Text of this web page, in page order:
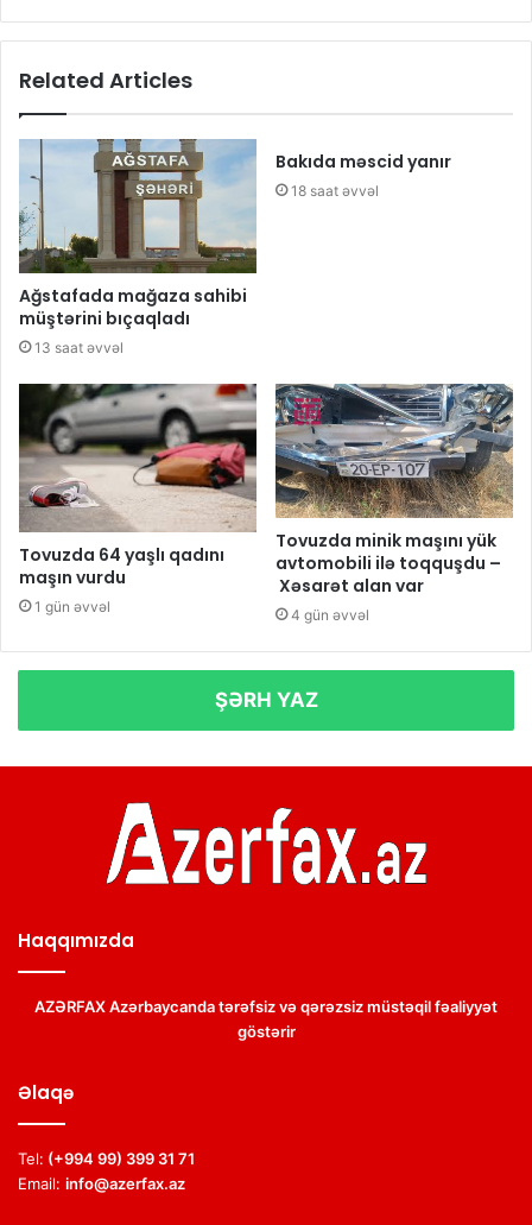
Related Articles
Ağstafada mağaza sahibi
müştərini bıçaqladı
13 saat əvvəl
Bakıda məscid yanır
18 saat əvvəl
Tovuzda 64 yaşlı qadını
maşın vurdu
1 gün əvvəl
Tovuzda minik maşını yük
avtomobili ilə toqquşdu –
Xəsarət alan var
4 gün əvvəl
ŞƏRH YAZ
Haqqımızda
AZƏRFAX Azərbaycanda tərəfsiz və qərəzsiz müstəqil fəaliyyət
göstərir
Əlaqə
Tel: (+994 99) 399 31 71
Email: info@azerfax.az